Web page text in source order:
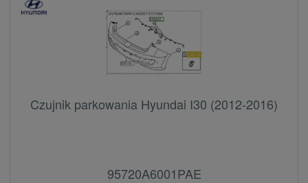
Czujnik parkowania Hyundai I30 (2012-2016)
95720A6001PAE